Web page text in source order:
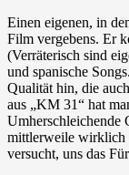
Einen eigenen, in
Film vergebens. Er
(Verräterisch sind
und spanische
Qualität hin, die
aus „KM 31“ hat
Umherschleichende
mittlerweile wirklich
versucht, uns das